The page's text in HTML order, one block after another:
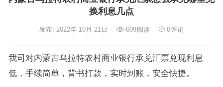
换利息几点
发布: 2022年 10月 21日 609阅读 0评论
我司对内蒙古乌拉特农村商业银行承兑汇票兑现利息
低，手续简单，背书打款，实时到账，安全快捷。